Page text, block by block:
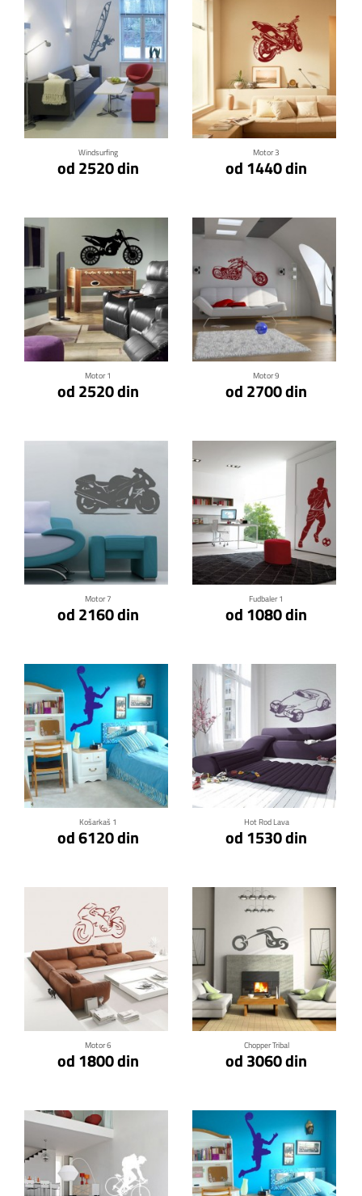
Windsurfing
od 2520 din
Klikni za detalje
Motor 3
od 1440 din
Klikni za detalje
Motor 1
od 2520 din
Klikni za detalje
Motor 9
od 2700 din
Klikni za detalje
Motor 7
od 2160 din
Klikni za detalje
Fudbaler 1
od 1080 din
Klikni za detalje
Košarkaš 1
od 6120 din
Klikni za detalje
Hot Rod Lava
od 1530 din
Klikni za detalje
Motor 6
od 1800 din
Klikni za detalje
Chopper Tribal
od 3060 din
Klikni za detalje